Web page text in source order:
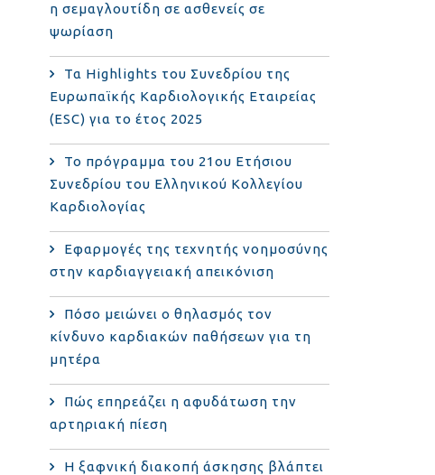
η σεμαγλουτίδη σε ασθενείς σε
ψωρίαση
Τα Highlights του Συνεδρίου της
Ευρωπαϊκής Καρδιολογικής Εταιρείας
(ESC) για το έτος 2025
Το πρόγραμμα του 21ου Ετήσιου
Συνεδρίου του Ελληνικού Κολλεγίου
Καρδιολογίας
Εφαρμογές της τεχνητής νοημοσύνης
στην καρδιαγγειακή απεικόνιση
Πόσο μειώνει ο θηλασμός τον
κίνδυνο καρδιακών παθήσεων για τη
μητέρα
Πώς επηρεάζει η αφυδάτωση την
αρτηριακή πίεση
Η ξαφνική διακοπή άσκησης βλάπτει